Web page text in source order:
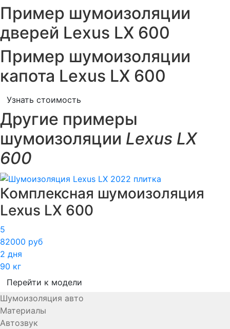
Пример шумоизоляции
дверей Lexus LX 600
Пример шумоизоляции
капота Lexus LX 600
Узнать стоимость
Другие примеры
шумоизоляции Lexus LX
600
Комплексная шумоизоляция
Lexus LX 600
5
82000 руб
2 дня
90 кг
Перейти к модели
Шумоизоляция авто
Материалы
Автозвук